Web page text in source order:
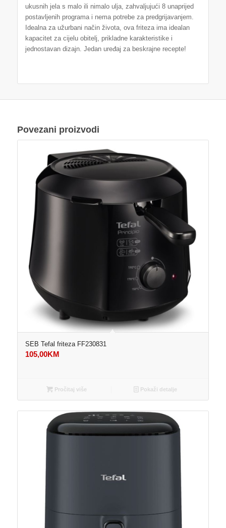
ukusnih jela s malo ili nimalo ulja, zahvaljujući 8 unaprijed
postavljenih programa i nema potrebe za predgrijavanjem.
Idealna za užurbani način života, ova friteza ima idealan
kapacitet za cijelu obitelj, prikladne karakteristike i
jednostavan dizajn. Jedan uređaj za beskrajne recepte!
Povezani proizvodi
SEB Tefal friteza FF230831
105,00KM
Pročitaj više Pokaži detalje